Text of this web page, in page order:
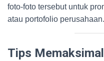
foto-foto tersebut untuk
atau portofolio perusahaan.
Tips